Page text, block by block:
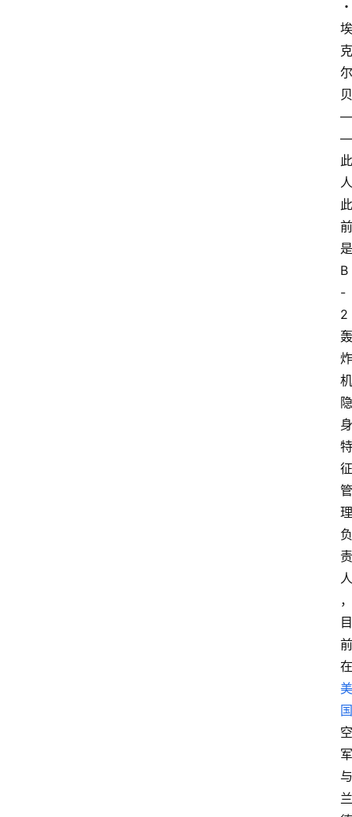
・
埃
克
尔
贝
—
—
此
人
此
前
是
B
-
2
轰
炸
机
隐
身
特
征
管
理
负
责
人
，
目
前
在
美
国
空
军
与
兰